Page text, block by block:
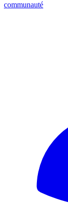
communauté